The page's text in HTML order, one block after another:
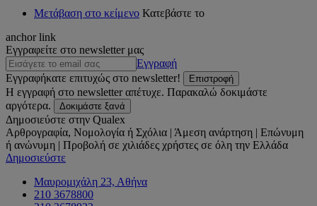
Μετάβαση στο κείμενο Κατεβάστε το
anchor link
Εγγραφείτε στο newsletter μας
Εγγραφή
Εγγραφήκατε επιτυχώς στο newsletter!
Επιστροφή
Η εγγραφή στο newsletter απέτυχε. Παρακαλώ δοκιμάστε
αργότερα.
Δοκιμάστε ξανά
Δημοσιεύστε στην Qualex
Αρθρογραφία, Νομολογία ή Σχόλια | Άμεση ανάρτηση | Επώνυμη
ή ανώνυμη | Προβολή σε χιλιάδες χρήστες σε όλη την Ελλάδα
Δημοσιεύστε
Μαυρομιχάλη 23, Αθήνα
210 3678800